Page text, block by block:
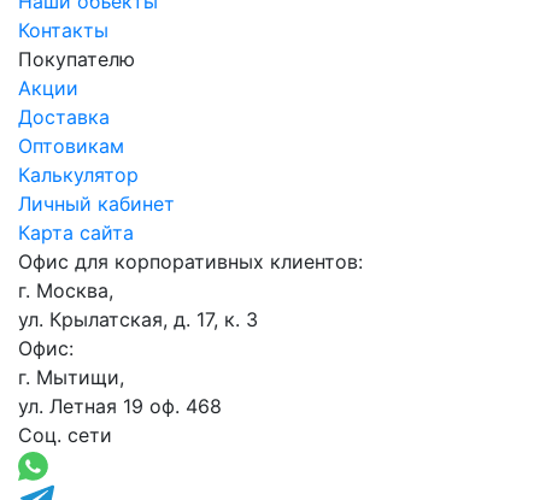
Контакты
Покупателю
Акции
Доставка
Оптовикам
Калькулятор
Личный кабинет
Карта сайта
Офис для корпоративных клиентов:
г. Москва,
ул. Крылатская, д. 17, к. 3
Офис:
г. Мытищи,
ул. Летная 19 оф. 468
Соц. сети